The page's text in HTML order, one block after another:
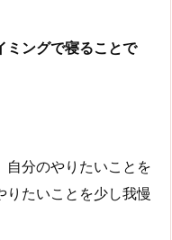
ミングで寝ることで
自分のやりたいことを
りたいことを少し我慢